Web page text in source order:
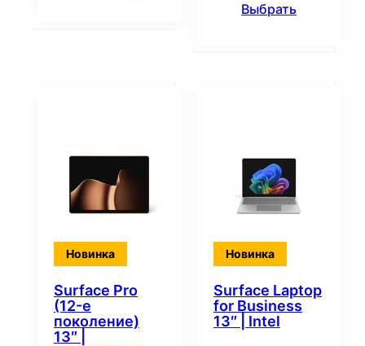
Выбрать
Новинка
Surface Pro
(12-е
поколение)
13″ |
Новинка
Surface Laptop
for Business
13″ | Intel